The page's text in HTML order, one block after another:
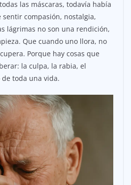
las máscaras, todavía había
sentir compasión, nostalgia,
lágrimas no son una rendición,
Que cuando uno llora, no
Porque hay cosas que
la culpa, la rabia, el
toda una vida.